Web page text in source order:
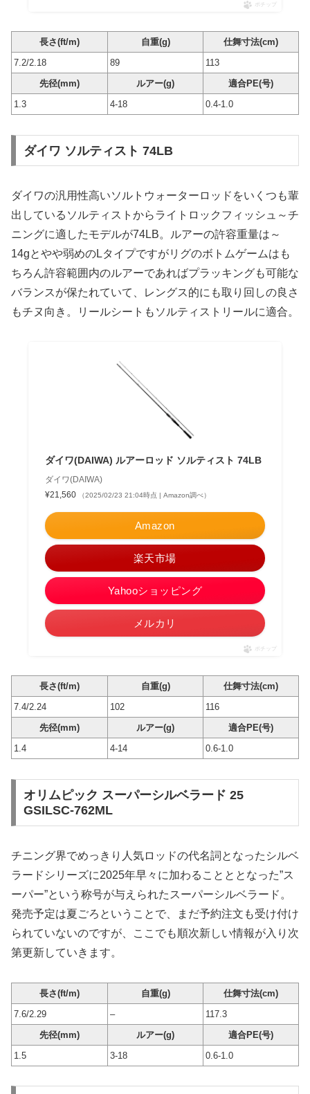
ポチップ
長さ(ft/m) 自重(g)
仕舞寸法(cm)
7.2/2.18
89
113
先径(mm)
ルアー(g)
適合PE(号)
1.3
4-18 0.4-1.0
ダイワ ソルティスト 74LB
ダイワの汎用性高いソルトウォーターロッドをいくつも輩
出しているソルティストからライトロックフィッシュ～チ
ニングに適したモデルが74LB。ルアーの許容重量は～
14gとやや弱めのLタイプですがリグのボトムゲームはも
ちろん許容範囲内のルアーであればプラッキングも可能な
バランスが保たれていて、レングス的にも取り回しの良さ
もチヌ向き。リールシートもソルティストリールに適合。
ダイワ(DAIWA) ルアーロッド ソルティスト 74LB
ダイワ(DAIWA)
¥21,560
（2025/02/23 21:04時点 | Amazon調べ）
Amazon
楽天市場
Yahooショッピング
メルカリ
ポチップ
長さ(ft/m) 自重(g)
仕舞寸法(cm)
7.4/2.24
102
116
先径(mm)
ルアー(g)
適合PE(号)
1.4
4-14 0.6-1.0
オリムピック スーパーシルベラード 25
GSILSC-762ML
チニング界でめっきり人気ロッドの代名詞となったシルベ
ラードシリーズに2025年早々に加わることととなった”ス
ーパー”という称号が与えられたスーパーシルベラード。
発売予定は夏ごろということで、まだ予約注文も受け付け
られていないのですが、ここでも順次新しい情報が入り次
第更新していきます。
長さ(ft/m) 自重(g)
仕舞寸法(cm)
7.6/2.29
–
117.3
先径(mm)
ルアー(g)
適合PE(号)
1.5
3-18 0.6-1.0